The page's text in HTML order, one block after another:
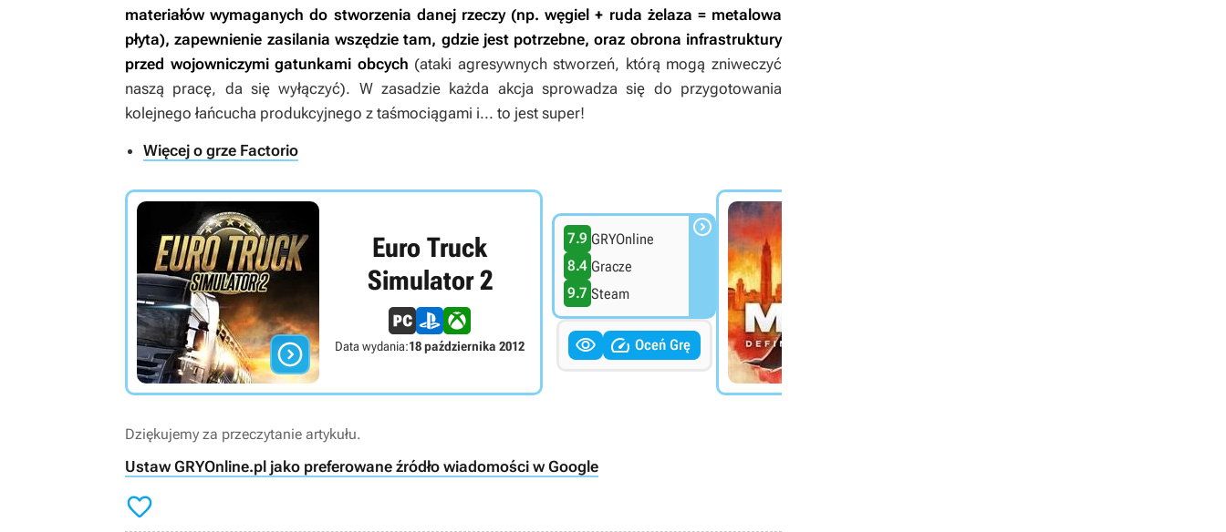
materiałów wymaganych do stworzenia danej rzeczy (np. węgiel + ruda żelaza = metalowa
płyta), zapewnienie zasilania wszędzie tam, gdzie jest potrzebne, oraz obrona infrastruktury
przed wojowniczymi gatunkami obcych (ataki agresywnych stworzeń, którą mogą zniweczyć
naszą pracę, da się wyłączyć). W zasadzie każda akcja sprowadza się do przygotowania
kolejnego łańcucha produkcyjnego z taśmociągami i... to jest super!
Więcej o grze Factorio

Euro Truck
Simulator 2
Data wydania:18 października 2012
7.9 GRYOnline
8.4 Gracze
9.7 Steam

  Oceń Grę
Dziękujemy za przeczytanie artykułu.
Ustaw GRYOnline.pl jako preferowane źródło wiadomości w Google
